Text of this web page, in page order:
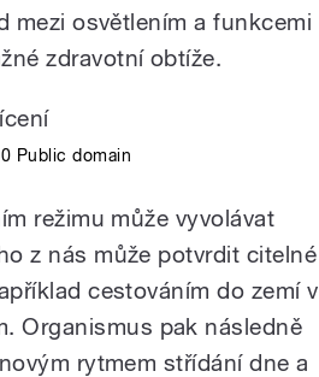
mezi osvětlením a funkcemi
zdravotní obtíže.
Public domain
režimu může vyvolávat
z nás může potvrdit citelné
cestováním do zemí v
Organismus pak následně
rytmem střídání dne a